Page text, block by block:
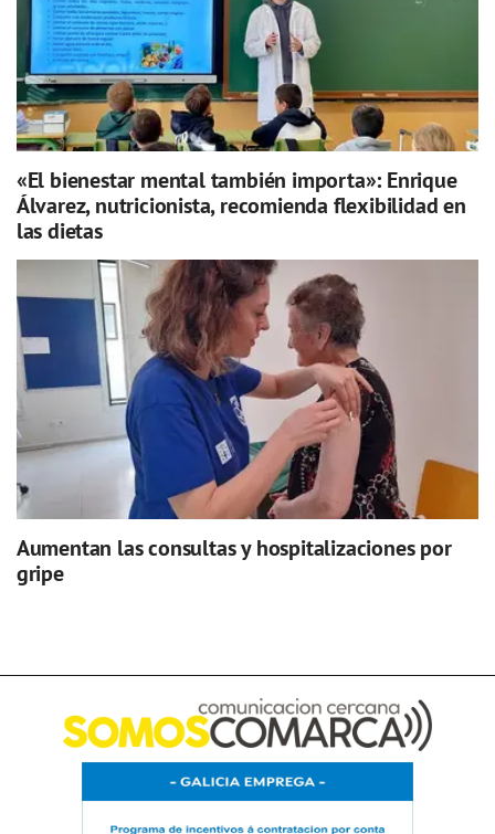
«El bienestar mental también importa»: Enrique
Álvarez, nutricionista, recomienda flexibilidad en
las dietas
Aumentan las consultas y hospitalizaciones por
gripe